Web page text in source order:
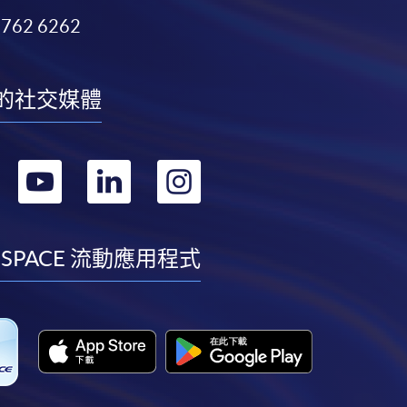
6262
社交媒體
轉
youtube
轉
linkedin
轉
instagram
流動應用程式